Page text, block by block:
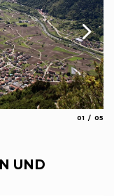
01 05
UND